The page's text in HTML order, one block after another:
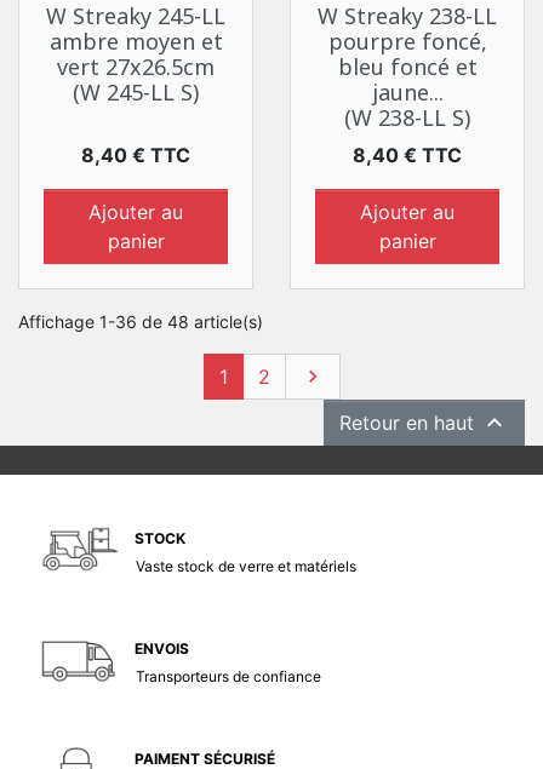
W Streaky 245-LL
ambre moyen et
vert 27x26.5cm
(W 245-LL S)
Prix
8,40 € TTC
Ajouter au
panier
W Streaky 238-LL
pourpre foncé,
bleu foncé et
jaune...
(W 238-LL S)
Prix
8,40 € TTC
Ajouter au
panier
Affichage 1-36 de 48 article(s)
1 2 Suivant

Retour en haut 
STOCK
Vaste stock de verre et matériels
ENVOIS
Transporteurs de confiance
PAIMENT SÉCURISÉ